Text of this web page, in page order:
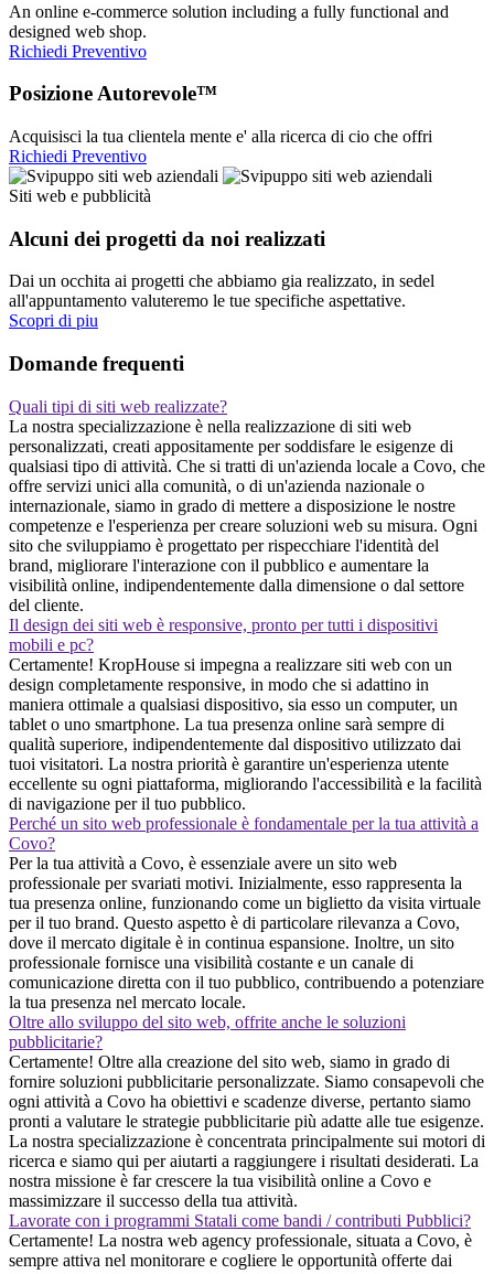
An online e-commerce solution including a fully functional and
designed web shop.
Richiedi Preventivo
Posizione Autorevole™
Acquisisci la tua clientela mente e' alla ricerca di cio che offri
Richiedi Preventivo
Siti web e pubblicità
Alcuni dei progetti da noi realizzati
Dai un occhita ai progetti che abbiamo gia realizzato, in sedel
all'appuntamento valuteremo le tue specifiche aspettative.
Scopri di piu
Domande frequenti
Quali tipi di siti web realizzate?
La nostra specializzazione è nella realizzazione di siti web
personalizzati, creati appositamente per soddisfare le esigenze di
qualsiasi tipo di attività. Che si tratti di un'azienda locale a Covo, che
offre servizi unici alla comunità, o di un'azienda nazionale o
internazionale, siamo in grado di mettere a disposizione le nostre
competenze e l'esperienza per creare soluzioni web su misura. Ogni
sito che sviluppiamo è progettato per rispecchiare l'identità del
brand, migliorare l'interazione con il pubblico e aumentare la
visibilità online, indipendentemente dalla dimensione o dal settore
del cliente.
Il design dei siti web è responsive, pronto per tutti i dispositivi
mobili e pc?
Certamente! KropHouse si impegna a realizzare siti web con un
design completamente responsive, in modo che si adattino in
maniera ottimale a qualsiasi dispositivo, sia esso un computer, un
tablet o uno smartphone. La tua presenza online sarà sempre di
qualità superiore, indipendentemente dal dispositivo utilizzato dai
tuoi visitatori. La nostra priorità è garantire un'esperienza utente
eccellente su ogni piattaforma, migliorando l'accessibilità e la facilità
di navigazione per il tuo pubblico.
Perché un sito web professionale è fondamentale per la tua attività a
Covo?
Per la tua attività a Covo, è essenziale avere un sito web
professionale per svariati motivi. Inizialmente, esso rappresenta la
tua presenza online, funzionando come un biglietto da visita virtuale
per il tuo brand. Questo aspetto è di particolare rilevanza a Covo,
dove il mercato digitale è in continua espansione. Inoltre, un sito
professionale fornisce una visibilità costante e un canale di
comunicazione diretta con il tuo pubblico, contribuendo a potenziare
la tua presenza nel mercato locale.
Oltre allo sviluppo del sito web, offrite anche le soluzioni
pubblicitarie?
Certamente! Oltre alla creazione del sito web, siamo in grado di
fornire soluzioni pubblicitarie personalizzate. Siamo consapevoli che
ogni attività a Covo ha obiettivi e scadenze diverse, pertanto siamo
pronti a valutare le strategie pubblicitarie più adatte alle tue esigenze.
La nostra specializzazione è concentrata principalmente sui motori di
ricerca e siamo qui per aiutarti a raggiungere i risultati desiderati. La
nostra missione è far crescere la tua visibilità online a Covo e
massimizzare il successo della tua attività.
Lavorate con i programmi Statali come bandi / contributi Pubblici?
Certamente! La nostra web agency professionale, situata a Covo, è
sempre attiva nel monitorare e cogliere le opportunità offerte dai